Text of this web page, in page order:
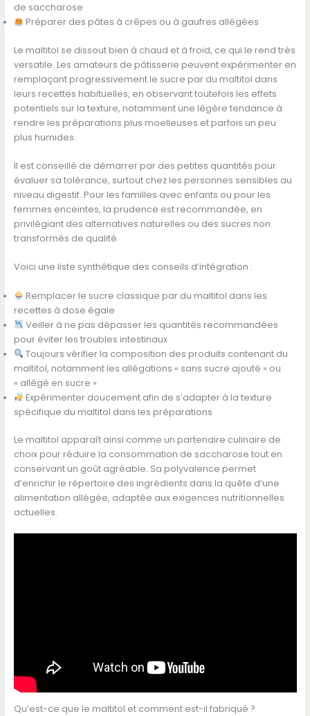
de saccharose
Préparer des pâtes à crêpes ou à gaufres allégées
Le maltitol se dissout bien à chaud et à froid, ce qui le rend très
versatile. Les amateurs de pâtisserie peuvent expérimenter en
remplaçant progressivement le sucre par du maltitol dans
leurs recettes habituelles, en observant toutefois les effets
potentiels sur la texture, notamment une légère tendance à
rendre les préparations plus moelleuses et parfois un peu
plus humides.
Il est conseillé de démarrer par des petites quantités pour
évaluer sa tolérance, surtout chez les personnes sensibles au
niveau digestif. Pour les familles avec enfants ou pour les
femmes enceintes, la prudence est recommandée, en
privilégiant des alternatives naturelles ou des sucres non
transformés de qualité.
Voici une liste synthétique des conseils d’intégration :
Remplacer le sucre classique par du maltitol dans les
recettes à dose égale
Veiller à ne pas dépasser les quantités recommandées
pour éviter les troubles intestinaux
Toujours vérifier la composition des produits contenant du
maltitol, notamment les allégations « sans sucre ajouté » ou
« allégé en sucre »
Expérimenter doucement afin de s’adapter à la texture
spécifique du maltitol dans les préparations
Le maltitol apparaît ainsi comme un partenaire culinaire de
choix pour réduire la consommation de saccharose tout en
conservant un goût agréable. Sa polyvalence permet
d’enrichir le répertoire des ingrédients dans la quête d’une
alimentation allégée, adaptée aux exigences nutritionnelles
actuelles.
Qu’est-ce que le maltitol et comment est-il fabriqué ?